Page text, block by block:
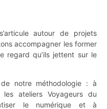
autour de projets
accompagner les former
regard qu’ils jettent sur le
notre méthodologie : à
ateliers Voyageurs du
le numérique et à